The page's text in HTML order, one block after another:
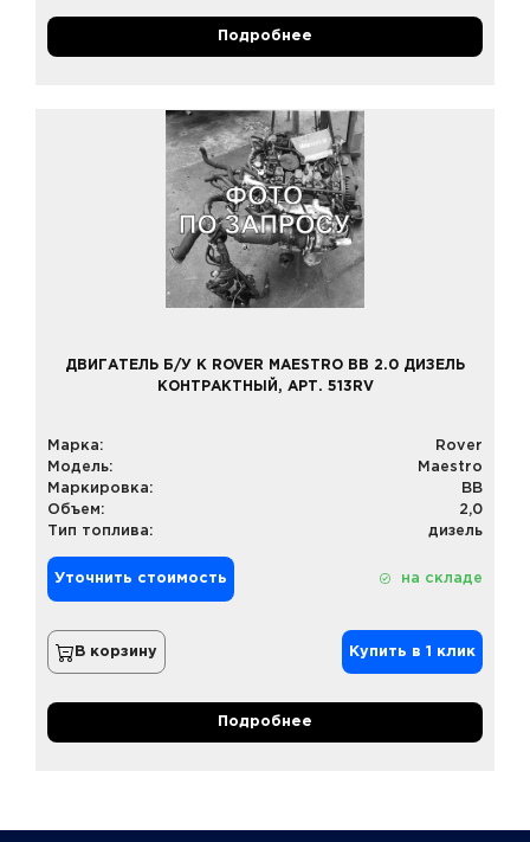
Подробнее
ДВИГАТЕЛЬ Б/У К ROVER MAESTRO BB 2.0 ДИЗЕЛЬ
КОНТРАКТНЫЙ, АРТ. 513RV
Марка:
Rover
Модель:
Maestro
Маркировка:
BB
Объем:
2,0
Тип топлива:
дизель
Уточнить стоимость на складе
В корзину Купить в 1 клик
Подробнее